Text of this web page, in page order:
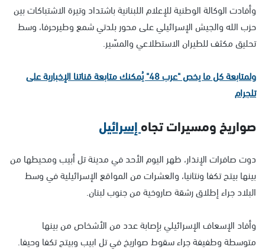
وأفادت الوكالة الوطنية للإعلام اللبنانية باشتداد وتيرة الاشتباكات بين
حزب الله والجيش الإسرائيلي على محور بلدتي شمع وطيرحرفا، وسط
تحليق مكثف للطيران الاستطلاعي والمسّير.
ولمتابعة كل ما يخص "عرب 48" يُمكنك متابعة قناتنا الإخبارية على
تلجرام
صواريخ ومسيرات تجاهإسرائيل
دوت صافرات الإنذار، ظهر اليوم الأحد في مدينة تل أبيب ومحيطها من
بينها بيتح تكفا ونتانيا، والعشرات من المواقع الإسرائيلية في وسط
البلاد جراء إطلاق رشقة صاروخية من جنوب لبنان.
وأفاد الإسعاف الإسرائيلي بإصابة عدد من الأشخاص من بينها
متوسطة وطفيفة جراء سقوط صواريخ في تل ابيب وبيتح تكفا وحيفا.